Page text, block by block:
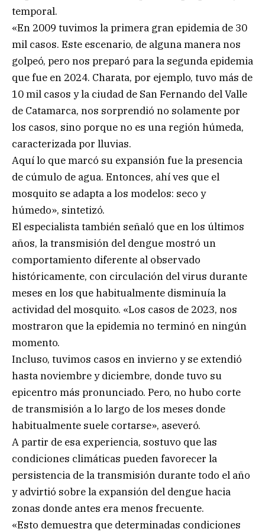
temporal.
«En 2009 tuvimos la primera gran epidemia de 30
mil casos. Este escenario, de alguna manera nos
golpeó, pero nos preparó para la segunda epidemia
que fue en 2024. Charata, por ejemplo, tuvo más de
10 mil casos y la ciudad de San Fernando del Valle
de Catamarca, nos sorprendió no solamente por
los casos, sino porque no es una región húmeda,
caracterizada por lluvias.
Aquí lo que marcó su expansión fue la presencia
de cúmulo de agua. Entonces, ahí ves que el
mosquito se adapta a los modelos: seco y
húmedo», sintetizó.
El especialista también señaló que en los últimos
años, la transmisión del dengue mostró un
comportamiento diferente al observado
históricamente, con circulación del virus durante
meses en los que habitualmente disminuía la
actividad del mosquito. «Los casos de 2023, nos
mostraron que la epidemia no terminó en ningún
momento.
Incluso, tuvimos casos en invierno y se extendió
hasta noviembre y diciembre, donde tuvo su
epicentro más pronunciado. Pero, no hubo corte
de transmisión a lo largo de los meses donde
habitualmente suele cortarse», aseveró.
A partir de esa experiencia, sostuvo que las
condiciones climáticas pueden favorecer la
persistencia de la transmisión durante todo el año
y advirtió sobre la expansión del dengue hacia
zonas donde antes era menos frecuente.
«Esto demuestra que determinadas condiciones